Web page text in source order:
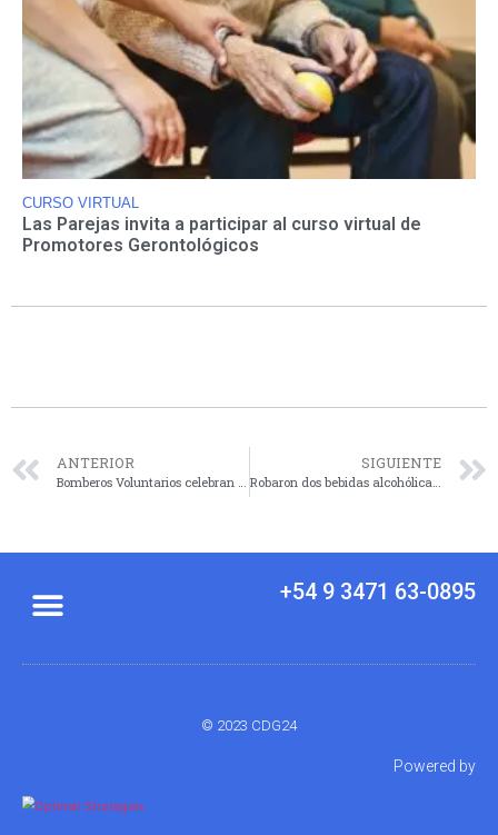
CURSO VIRTUAL
Las Parejas invita a participar al curso virtual de
Promotores Gerontológicos
ANTERIOR
Bomberos Voluntarios celebran su día con reconocimientos y anuncian obras para el cuartel
SIGUIENTE
Robaron dos bebidas alcohólicas tras romper un vidrio de un supermercado
+54 9 3471 63-0895
© 2023 CDG24
Powered by